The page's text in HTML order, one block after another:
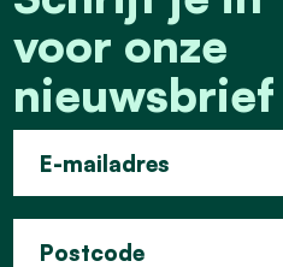
voor onze
nieuwsbrief
E-mailadres
Postcode